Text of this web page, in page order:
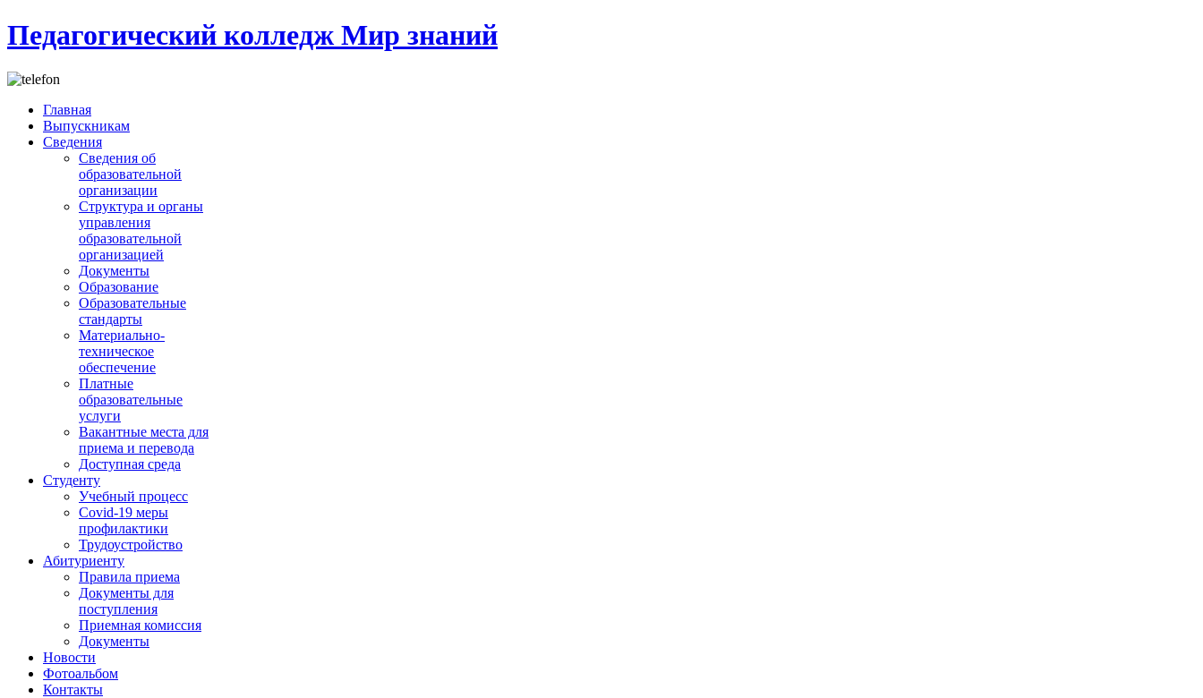
Педагогический колледж Мир знаний
Главная
Выпускникам
Сведения
Сведения об
образовательной
организации
Структура и органы
управления
образовательной
организацией
Документы
Образование
Образовательные
стандарты
Материально-
техническое
обеспечение
Платные
образовательные
услуги
Вакантные места для
приема и перевода
Доступная среда
Студенту
Учебный процесс
Covid-19 меры
профилактики
Трудоустройство
Абитуриенту
Правила приема
Документы для
поступления
Приемная комиссия
Документы
Новости
Фотоальбом
Контакты